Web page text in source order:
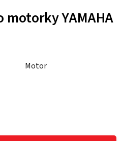
YAMAHA
Motor